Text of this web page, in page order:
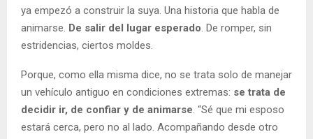
ya empezó a construir la suya. Una historia que habla de
animarse. De salir del lugar esperado. De romper, sin
estridencias, ciertos moldes.
Porque, como ella misma dice, no se trata solo de manejar
un vehículo antiguo en condiciones extremas: se trata de
decidir ir, de confiar y de animarse. “Sé que mi esposo
estará cerca, pero no al lado. Acompañando desde otro